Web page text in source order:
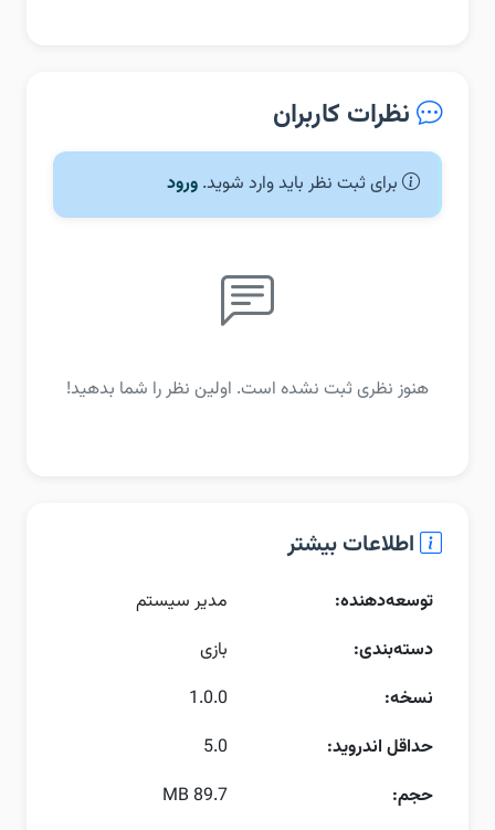
نظرات کاربران
برای ثبت نظر باید وارد شوید. ورود
هنوز نظری ثبت نشده است. اولین نظر را شما بدهید!
اطلاعات بیشتر
توسعه‌دهنده:
مدیر سیستم
دسته‌بندی:
بازی
نسخه:
1.0.0
حداقل اندروید:
5.0
حجم:
89.7 MB